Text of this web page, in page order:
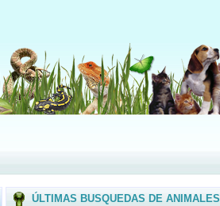
ÚLTIMAS BUSQUEDAS DE ANIMALES